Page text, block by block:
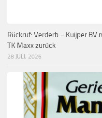
Rückruf: Verderb – Kuijper BV
TK Maxx zurück
28 JULI, 2026